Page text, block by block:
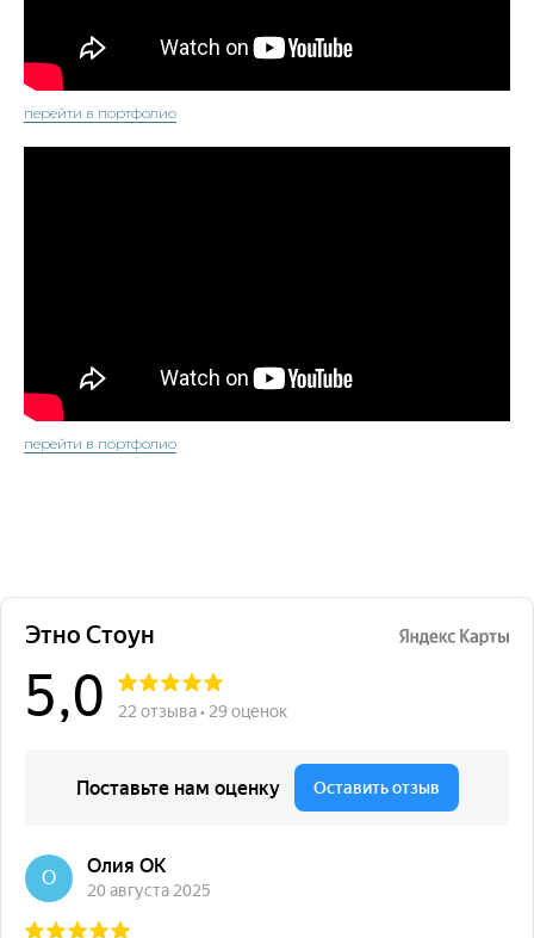
перейти в портфолио
перейти в портфолио